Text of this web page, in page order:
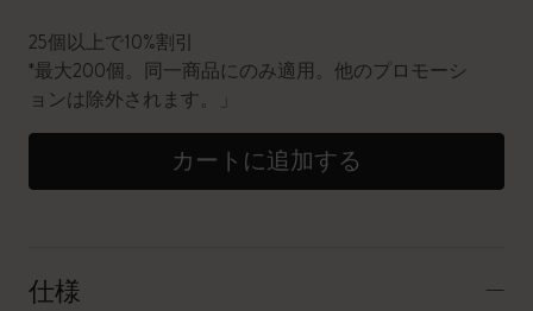
25個以上で10%割引
*最大200個。同一商品にのみ適用。他のプロモーシ
ョンは除外されます。」
カートに追加する
仕様